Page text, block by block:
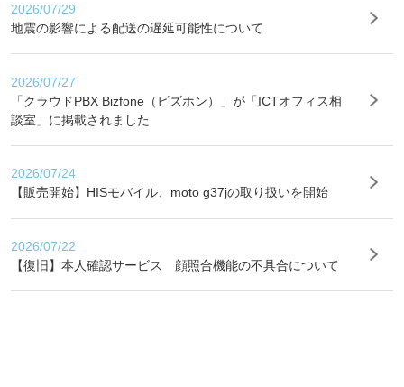
2026/07/29
地震の影響による配送の遅延可能性について
2026/07/27
「クラウドPBX Bizfone（ビズホン）」が「ICTオフィス相
談室」に掲載されました
2026/07/24
【販売開始】HISモバイル、moto g37jの取り扱いを開始
2026/07/22
【復旧】本人確認サービス 顔照合機能の不具合について